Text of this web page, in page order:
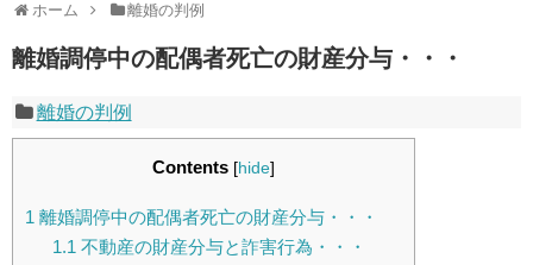
ホーム 離婚の判例
離婚調停中の配偶者死亡の財産分与・・・
離婚の判例
Contents [hide]
1 離婚調停中の配偶者死亡の財産分与・・・
1.1 不動産の財産分与と詐害行為・・・